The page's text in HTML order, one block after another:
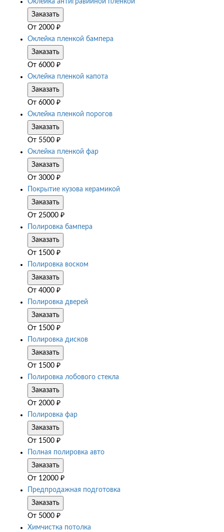
Оклейка антигравийной пленкой
Заказать
От 2000 ₽
Оклейка пленкой бампера
Заказать
От 6000 ₽
Оклейка пленкой капота
Заказать
От 6000 ₽
Оклейка пленкой порогов
Заказать
От 5500 ₽
Оклейка пленкой фар
Заказать
От 3000 ₽
Покрытие кузова керамикой
Заказать
От 25000 ₽
Полировка бампера
Заказать
От 1500 ₽
Полировка воском
Заказать
От 4000 ₽
Полировка дверей
Заказать
От 1500 ₽
Полировка дисков
Заказать
От 1500 ₽
Полировка лобового стекла
Заказать
От 2000 ₽
Полировка фар
Заказать
От 1500 ₽
Полная полировка авто
Заказать
От 12000 ₽
Предпродажная подготовка
Заказать
От 5000 ₽
Химчистка потолка